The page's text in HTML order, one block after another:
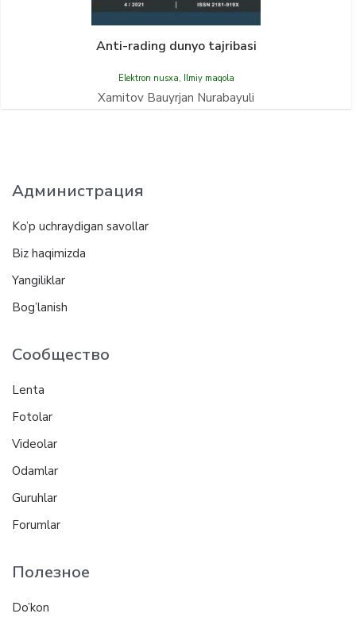
Anti-rading dunyo tajribasi
Elektron nusxa, Ilmiy maqola
Xamitov Bauyrjan Nurabayuli
Администрация
Ko’p uchraydigan savollar
Biz haqimizda
Yangiliklar
Bog’lanish
Сообщество
Lenta
Fotolar
Videolar
Odamlar
Guruhlar
Forumlar
Полезное
Do’kon